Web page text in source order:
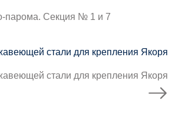
парома. Секция № 1 и 7
стали для крепления Якоря